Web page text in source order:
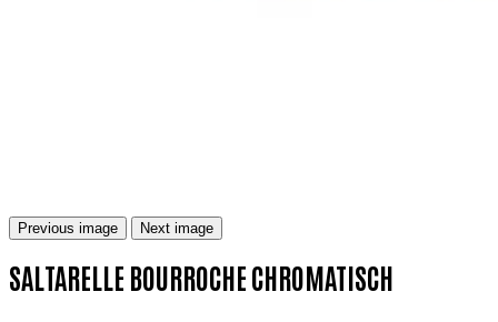
Previous image Next image
SALTARELLE BOURROCHE CHROMATISCH